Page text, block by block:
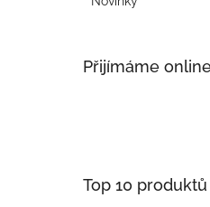
Přijímáme
Top 10 produktů